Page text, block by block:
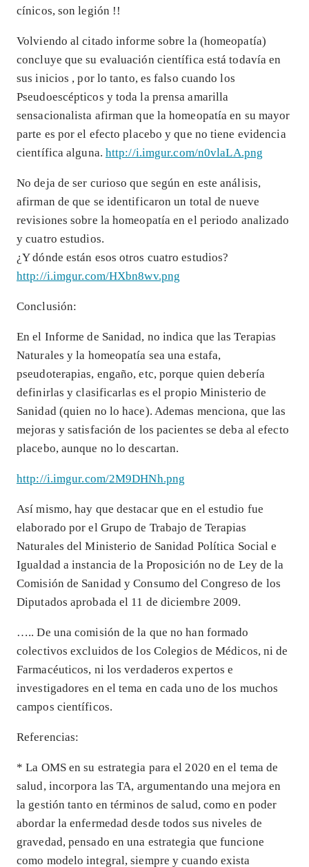
cínicos, son legión !!
Volviendo al citado informe sobre la (homeopatía)
concluye que su evaluación científica está todavía en
sus inicios , por lo tanto, es falso cuando los
Pseudoescépticos y toda la prensa amarilla
sensacionalista afirman que la homeopatía en su mayor
parte es por el efecto placebo y que no tiene evidencia
científica alguna. http://i.imgur.com/n0vlaLA.png
No deja de ser curioso que según en este análisis,
afirman de que se identificaron un total de nueve
revisiones sobre la homeopatía en el periodo analizado
y cuatro estudios.
¿Y dónde están esos otros cuatro estudios?
http://i.imgur.com/HXbn8wv.png
Conclusión:
En el Informe de Sanidad, no indica que las Terapias
Naturales y la homeopatía sea una estafa,
pseudoterapias, engaño, etc, porque quien debería
definirlas y clasificarlas es el propio Ministerio de
Sanidad (quien no lo hace). Ademas menciona, que las
mejoras y satisfación de los pacientes se deba al efecto
placebo, aunque no lo descartan.
http://i.imgur.com/2M9DHNh.png
Así mismo, hay que destacar que en el estudio fue
elaborado por el Grupo de Trabajo de Terapias
Naturales del Ministerio de Sanidad Política Social e
Igualdad a instancia de la Proposición no de Ley de la
Comisión de Sanidad y Consumo del Congreso de los
Diputados aprobada el 11 de diciembre 2009.
….. De una comisión de la que no han formado
colectivos excluidos de los Colegios de Médicos, ni de
Farmacéuticos, ni los verdaderos expertos e
investigadores en el tema en cada uno de los muchos
campos científicos.
Referencias:
* La OMS en su estrategia para el 2020 en el tema de
salud, incorpora las TA, argumentando una mejora en
la gestión tanto en términos de salud, como en poder
abordar la enfermedad desde todos sus niveles de
gravedad, pensado en una estrategia que funcione
como modelo integral, siempre y cuando exista